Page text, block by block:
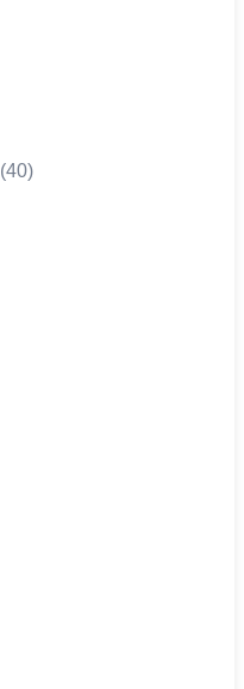
(40)